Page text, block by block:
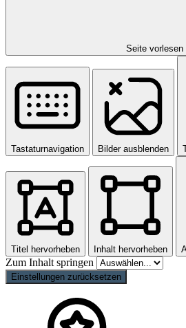
Seite vorlesen
Tastaturnavigation Bilder ausblenden
Titel hervorheben Inhalt hervorheben
Zum Inhalt springen
Einstellungen zurücksetzen